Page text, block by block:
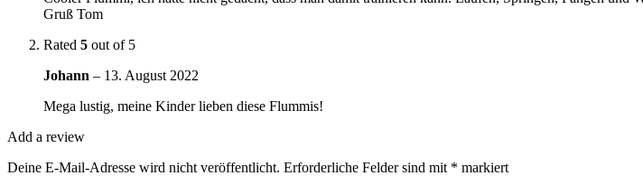
Gruß Tom
Rated 5 out of 5
Johann – 13. August 2022
Mega lustig, meine Kinder lieben diese Flummis!
Add a review
Deine E-Mail-Adresse wird nicht veröffentlicht. Erforderliche Felder sind mit * markiert